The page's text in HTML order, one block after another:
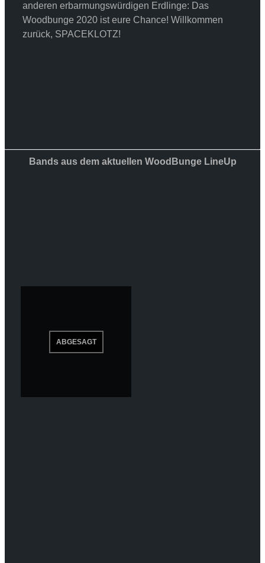
anderen erbarmungswürdigen Erdlinge: Das
Woodbunge 2020 ist eure Chance! Willkommen
zurück, SPACEKLOTZ!
Bands aus dem aktuellen WoodBunge LineUp